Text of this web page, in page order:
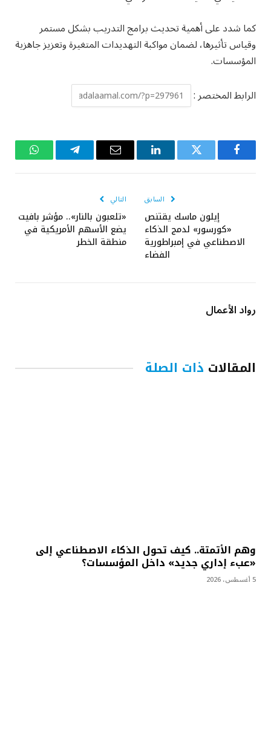
كما شدد على أهمية تحديث برامج التدريب بشكل مستمر
وقياس تأثيرها، لضمان مواكبة التهديدات المتغيرة وتعزيز جاهزية
المؤسسات.
الرابط المختصر :
فيسبوك تويتر لينكدإن
البريد
تيلقرام واتساب
السابق
إيلون ماسك يقتنص
«كورسور» لدمج الذكاء
الاصطناعي في إمبراطورية
الفضاء
التالي
«تلعبون بالنار».. مؤشر بافيت
يضع الأسهم الأمريكية في
منطقة الخطر
رواد الأعمال
المقالات ذات الصلة
وهم الأتمتة.. كيف تحول الذكاء الاصطناعي إلى
«عبء إداري جديد» داخل المؤسسات؟
5 أغسطس، 2026